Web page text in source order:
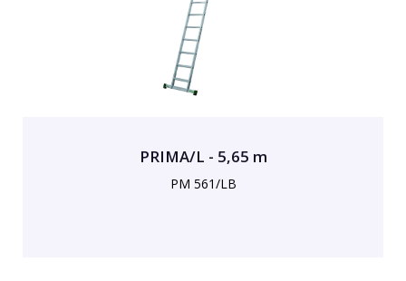
PRIMA/L - 5,65 m
PM 561/LB